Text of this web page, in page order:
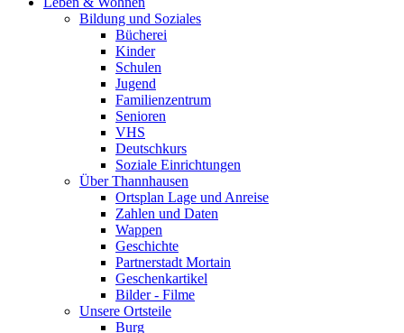
Bildung und Soziales
Bücherei
Kinder
Schulen
Jugend
Familienzentrum
Senioren
VHS
Deutschkurs
Soziale Einrichtungen
Über Thannhausen
Ortsplan Lage und Anreise
Zahlen und Daten
Wappen
Geschichte
Partnerstadt Mortain
Geschenkartikel
Bilder - Filme
Unsere Ortsteile
Burg